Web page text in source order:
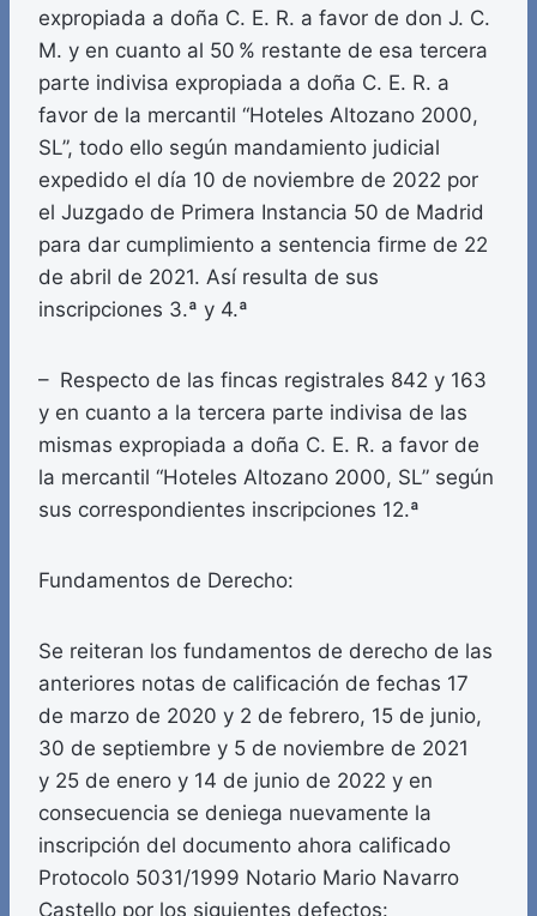
expropiada a doña C. E. R. a favor de don J. C.
M. y en cuanto al 50 % restante de esa tercera
parte indivisa expropiada a doña C. E. R. a
favor de la mercantil “Hoteles Altozano 2000,
SL”, todo ello según mandamiento judicial
expedido el día 10 de noviembre de 2022 por
el Juzgado de Primera Instancia 50 de Madrid
para dar cumplimiento a sentencia firme de 22
de abril de 2021. Así resulta de sus
inscripciones 3.ª y 4.ª
– Respecto de las fincas registrales 842 y 163
y en cuanto a la tercera parte indivisa de las
mismas expropiada a doña C. E. R. a favor de
la mercantil “Hoteles Altozano 2000, SL” según
sus correspondientes inscripciones 12.ª
Fundamentos de Derecho:
Se reiteran los fundamentos de derecho de las
anteriores notas de calificación de fechas 17
de marzo de 2020 y 2 de febrero, 15 de junio,
30 de septiembre y 5 de noviembre de 2021
y 25 de enero y 14 de junio de 2022 y en
consecuencia se deniega nuevamente la
inscripción del documento ahora calificado
Protocolo 5031/1999 Notario Mario Navarro
Castello por los siguientes defectos: